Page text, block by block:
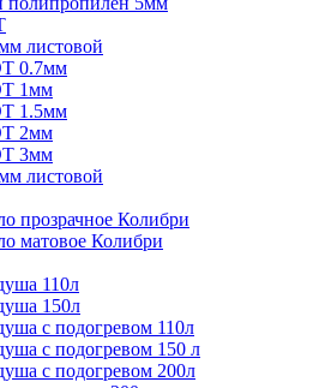
листовой
0.7мм
1мм
1.5мм
2мм
3мм
листовой
прозрачное Колибри
матовое Колибри
110л
150л
с подогревом 110л
с подогревом 150 л
с подогревом 200л